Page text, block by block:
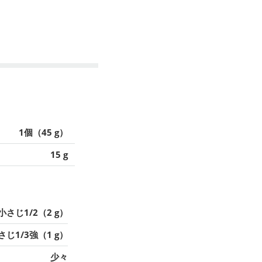
1個（45 g）
15 g
さじ1/2（2 g）
じ1/3強（1 g）
少々